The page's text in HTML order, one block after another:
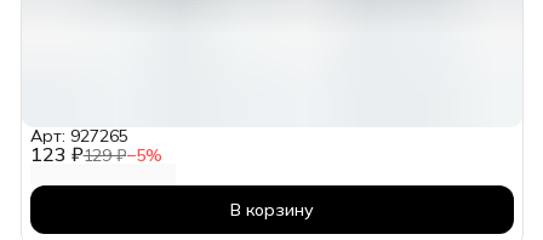
123 ₽129 ₽−5%
Арт: 927265
В корзину